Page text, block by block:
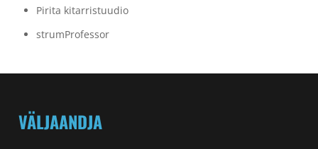
Pirita kitarristuudio
strumProfessor
VÄLJAANDJA